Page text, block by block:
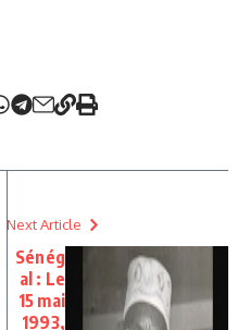
Next Article
Sénég
al : Le
15 mai
1993,